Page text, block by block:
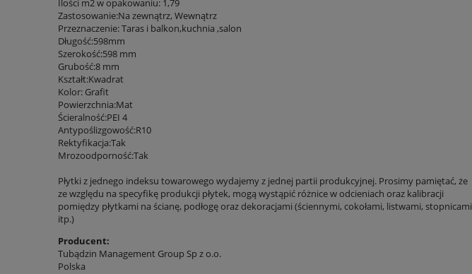
Ilości m2 w opakowaniu: 1,79
Zastosowanie:Na zewnątrz, Wewnątrz
Przeznaczenie: Taras i balkon,kuchnia ,salon
Długość:598mm
Szerokość:598 mm
Grubość:8 mm
Kształt:Kwadrat
Kolor: Grafit
Powierzchnia:Mat
Ścieralność:PEI 4
Antypoślizgowość:R10
Rektyfikacja:Tak
Mrozoodporność:Tak
Płytki z jednego indeksu towarowego wydajemy z jednej partii produkcyjnej. Prosimy pamiętać, że
ze względu na specyfikę produkcji płytek, mogą wystąpić różnice w odcieniach oraz kalibracji
pomiędzy płytkami na ścianę, podłogę oraz dekoracjami (ściennymi, cokołami, listwami, stopnicami
itp.)
Producent:
Tubądzin Management Group Sp z o.o.
Polska